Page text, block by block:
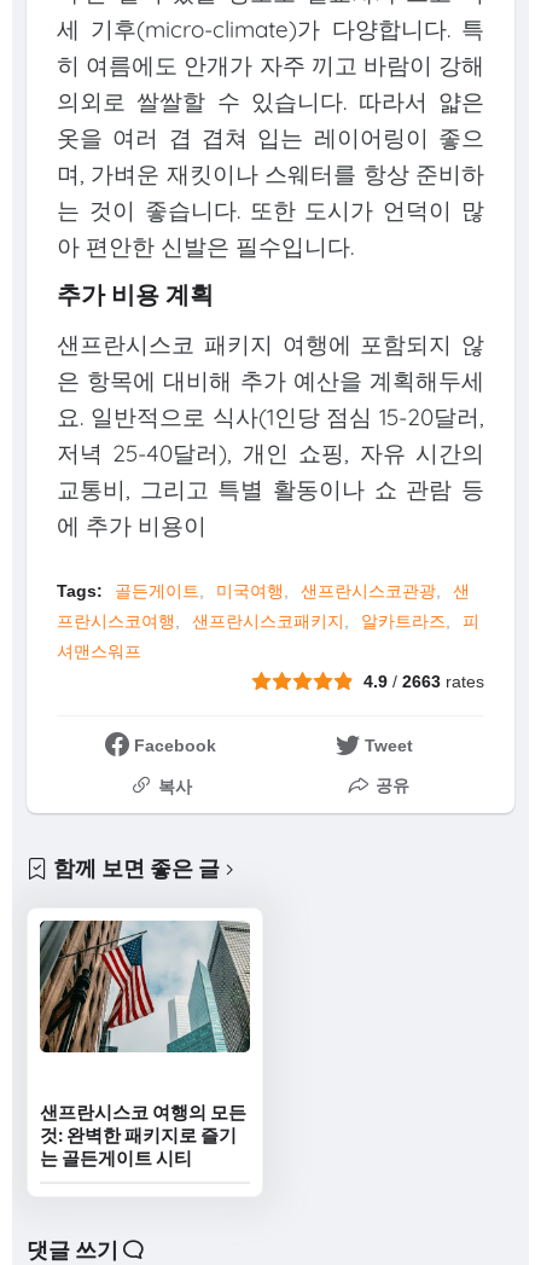
세 기후(micro-climate)가 다양합니다. 특
히 여름에도 안개가 자주 끼고 바람이 강해
의외로 쌀쌀할 수 있습니다. 따라서 얇은
옷을 여러 겹 겹쳐 입는 레이어링이 좋으
며, 가벼운 재킷이나 스웨터를 항상 준비하
는 것이 좋습니다. 또한 도시가 언덕이 많
아 편안한 신발은 필수입니다.
추가 비용 계획
샌프란시스코 패키지 여행에 포함되지 않
은 항목에 대비해 추가 예산을 계획해두세
요. 일반적으로 식사(1인당 점심 15-20달러,
저녁 25-40달러), 개인 쇼핑, 자유 시간의
교통비, 그리고 특별 활동이나 쇼 관람 등
에 추가 비용이
Tags: 골든게이트 미국여행 샌프란시스코관광
샌
프란시스코여행
샌프란시스코패키지 알카트라즈
피
셔맨스워프
4.9 /2663 rates
Facebook Tweet
복사 공유
함께 보면 좋은 글
샌프란시스코 여행의 모든
것: 완벽한 패키지로 즐기
는 골든게이트 시티
댓글 쓰기